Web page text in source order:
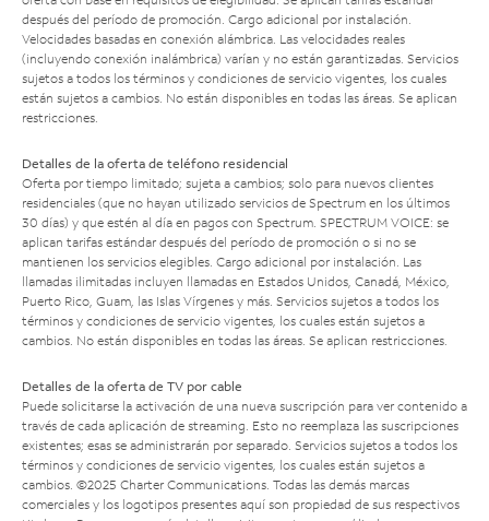
después del período de promoción. Cargo adicional por instalación.
Velocidades basadas en conexión alámbrica. Las velocidades reales
(incluyendo conexión inalámbrica) varían y no están garantizadas. Servicios
sujetos a todos los términos y condiciones de servicio vigentes, los cuales
están sujetos a cambios. No están disponibles en todas las áreas. Se aplican
restricciones.
Detalles de la oferta de teléfono residencial
Oferta por tiempo limitado; sujeta a cambios; solo para nuevos clientes
residenciales (que no hayan utilizado servicios de Spectrum en los últimos
30 días) y que estén al día en pagos con Spectrum. SPECTRUM VOICE: se
aplican tarifas estándar después del período de promoción o si no se
mantienen los servicios elegibles. Cargo adicional por instalación. Las
llamadas ilimitadas incluyen llamadas en Estados Unidos, Canadá, México,
Puerto Rico, Guam, las Islas Vírgenes y más. Servicios sujetos a todos los
términos y condiciones de servicio vigentes, los cuales están sujetos a
cambios. No están disponibles en todas las áreas. Se aplican restricciones.
Detalles de la oferta de TV por cable
Puede solicitarse la activación de una nueva suscripción para ver contenido a
través de cada aplicación de streaming. Esto no reemplaza las suscripciones
existentes; esas se administrarán por separado. Servicios sujetos a todos los
términos y condiciones de servicio vigentes, los cuales están sujetos a
cambios. ©2025 Charter Communications. Todas las demás marcas
comerciales y los logotipos presentes aquí son propiedad de sus respectivos